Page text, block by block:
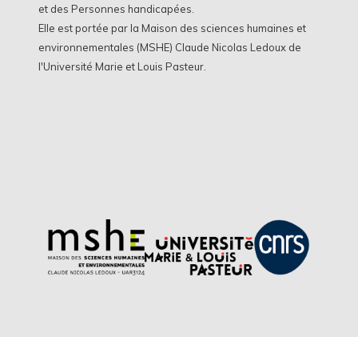
et des Personnes handicapées.
Elle est portée par la Maison des sciences humaines et
environnementales (MSHE) Claude Nicolas Ledoux de
l'Université Marie et Louis Pasteur.